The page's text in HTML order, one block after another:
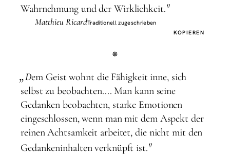
Wahrnehmung und der Wirklichkeit."
Matthieu RicardTraditionell zugeschrieben
KOPIEREN
„Dem Geist wohnt die Fähigkeit inne, sich
selbst zu beobachten.... Man kann seine
Gedanken beobachten, starke Emotionen
eingeschlossen, wenn man mit dem Aspekt der
reinen Achtsamkeit arbeitet, die nicht mit den
Gedankeninhalten verknüpft ist."